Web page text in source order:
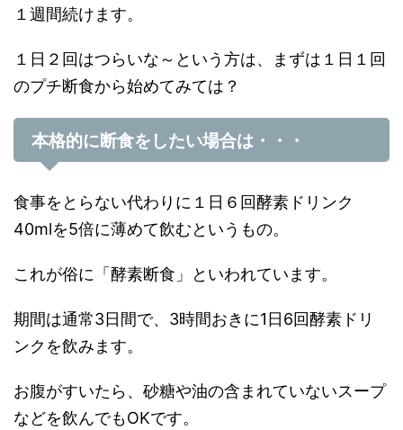
１週間続けます。
１日２回はつらいな～という方は、まずは１日１回
のプチ断食から始めてみては？
本格的に断食をしたい場合は・・・
食事をとらない代わりに１日６回酵素ドリンク
40mlを5倍に薄めて飲むというもの。
これが俗に「酵素断食」といわれています。
期間は通常3日間で、3時間おきに1日6回酵素ドリ
ンクを飲みます。
お腹がすいたら、砂糖や油の含まれていないスープ
などを飲んでもOKです。